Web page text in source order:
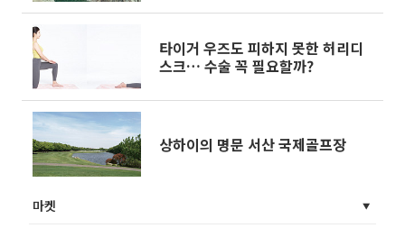
타이거 우즈도 피하지 못한 허리디
스크… 수술 꼭 필요할까?
상하이의 명문 서산 국제골프장
마켓